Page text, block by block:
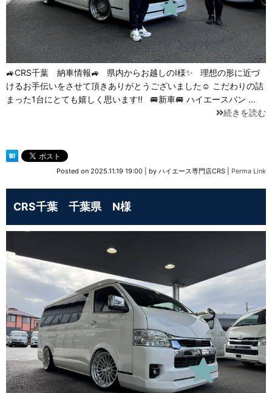
🚙CRS千葉 納車情報🚙 県内からお越しのI様✨ 理想の形に近づ
けるお手伝いをさせて頂きありがとうございました☺ こだわりの詰
まった1台にとても嬉しく思います‼ 🚐新車🚐 ハイエースバン …
続きを読む
Posted on 2025.11.19 19:00 by ハイエース専門店CRS Perma Link
CRS千葉 千葉県 N様